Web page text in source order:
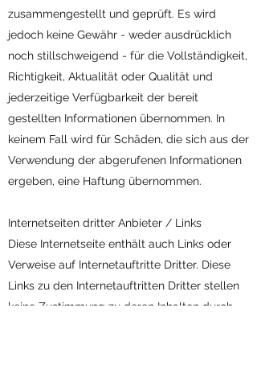
zusammengestellt und geprüft. Es wird
jedoch keine Gewähr - weder ausdrücklich
noch stillschweigend - für die Vollständigkeit,
Richtigkeit, Aktualität oder Qualität und
jederzeitige Verfügbarkeit der bereit
gestellten Informationen übernommen. In
keinem Fall wird für Schäden, die sich aus der
Verwendung der abgerufenen Informationen
ergeben, eine Haftung übernommen.
Internetseiten dritter Anbieter / Links
Diese Internetseite enthält auch Links oder
Verweise auf Internetauftritte Dritter. Diese
Links zu den Internetauftritten Dritter stellen
keine Zustimmung zu deren Inhalten durch